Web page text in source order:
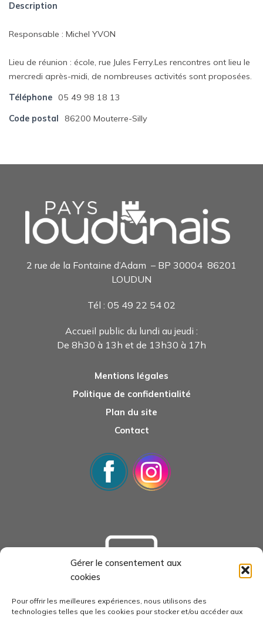
Gérer le consentement aux
cookies
Pour offrir les meilleures expériences, nous utilisons des
technologies telles que les cookies pour stocker et/ou accéder aux
Description
Responsable : Michel YVON
Lieu de réunion : école, rue Jules Ferry.Les rencontres ont lieu le
mercredi après-midi, de nombreuses activités sont proposées.
Téléphone 05 49 98 18 13
Code postal
86200 Mouterre-Silly
2 rue de la Fontaine d’Adam – BP 30004 86201
LOUDUN
Tél : 05 49 22 54 02
Accueil public du lundi au jeudi :
De 8h30 à 13h et de 13h30 à 17h
Mentions légales
Politique de confidentialité
Plan du site
Contact